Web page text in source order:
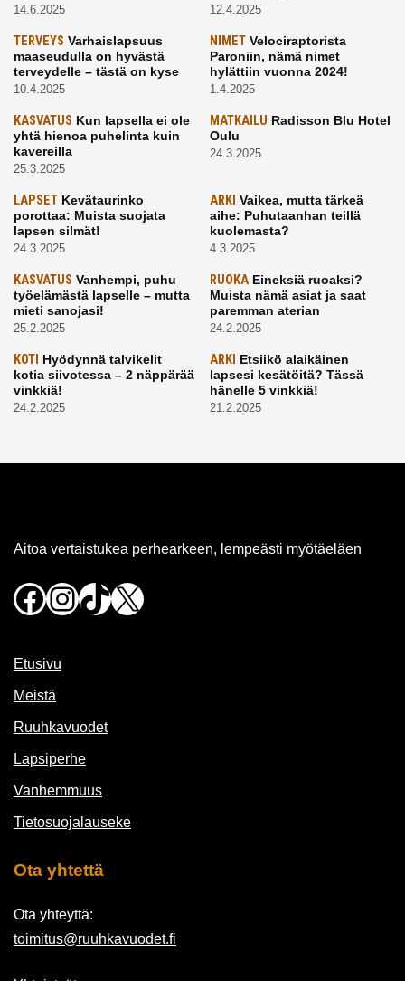
14.6.2025 12.4.2025
TERVEYS Varhaislapsuus
maaseudulla on hyvästä
terveydelle – tästä on kyse
10.4.2025
NIMETVelociraptorista
Paroniin, nämä nimet
hylättiin vuonna 2024!
1.4.2025
KASVATUS Kun lapsella ei ole
yhtä hienoa puhelinta kuin
kavereilla
25.3.2025
MATKAILU Radisson Blu Hotel
Oulu
24.3.2025
LAPSET Kevätaurinko
porottaa: Muista suojata
lapsen silmät!
24.3.2025
ARKI Vaikea, mutta tärkeä
aihe: Puhutaanhan teillä
kuolemasta?
4.3.2025
KASVATUS Vanhempi, puhu
työelämästä lapselle – mutta
mieti sanojasi!
25.2.2025
RUOKAEineksiä ruoaksi?
Muista nämä asiat ja saat
paremman aterian
24.2.2025
KOTI Hyödynnä talvikelit
kotia siivotessa – 2 näppärää
vinkkiä!
24.2.2025
ARKI Etsiikö alaikäinen
lapsesi kesätöitä? Tässä
hänelle 5 vinkkiä!
21.2.2025
Aitoa vertaistukea perhearkeen, lempeästi myötäeläen
Facebook
Instagram
TikTok
X
Etusivu
Meistä
Ruuhkavuodet
Lapsiperhe
Vanhemmuus
Tietosuojalauseke
Ota yhtettä
Ota yhteyttä:
toimitus@ruuhkavuodet.fi